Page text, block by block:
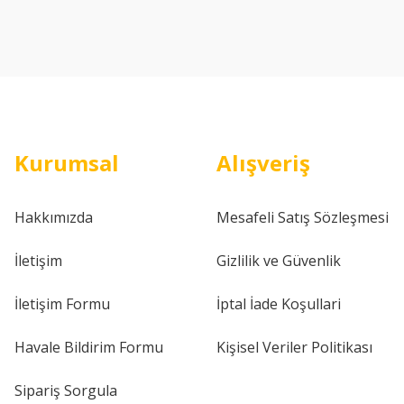
Kurumsal
Hakkımızda
İletişim
İletişim Formu
Havale Bildirim Formu
Sipariş Sorgula
Alışveriş
Mesafeli Satış Sözleşmesi
Gizlilik ve Güvenlik
İptal İade Koşullari
Kişisel Veriler Politikası